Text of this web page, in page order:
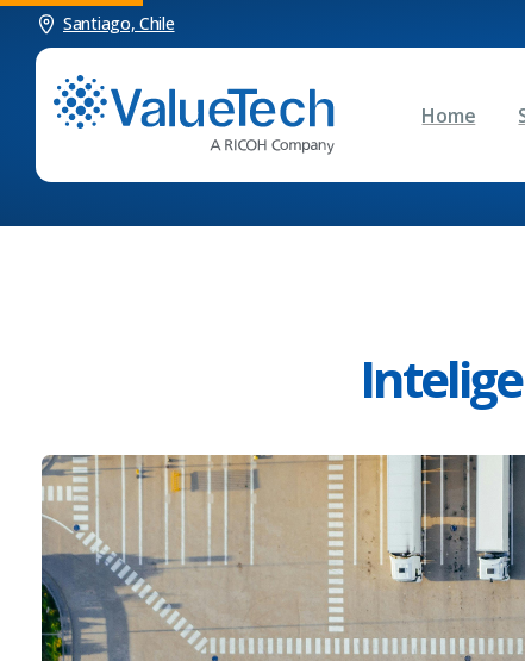
Santiago, Chile
Home